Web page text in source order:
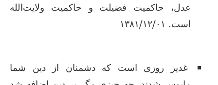
عدل، حاکمیت فضیلت و حاکمیت ولایت‌الله
است. ۱۳۸۱/۱۲/۰۱
غدیر روزی است که دشمنان از دین شما